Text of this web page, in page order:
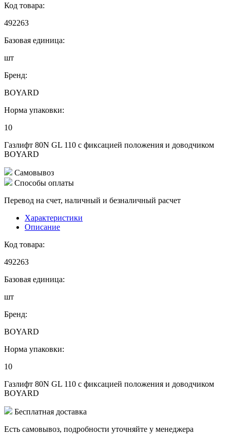
Код товара:
492263
Базовая единица:
шт
Бренд:
BOYARD
Норма упаковки:
10
Газлифт 80N GL 110 с фиксацией положения и доводчиком
BOYARD
Самовывоз
Способы оплаты
Перевод на счет, наличный и безналичный расчет
Характеристики
Описание
Код товара:
492263
Базовая единица:
шт
Бренд:
BOYARD
Норма упаковки:
10
Газлифт 80N GL 110 с фиксацией положения и доводчиком
BOYARD
Бесплатная доставка
Есть самовывоз, подробности уточняйте у менеджера